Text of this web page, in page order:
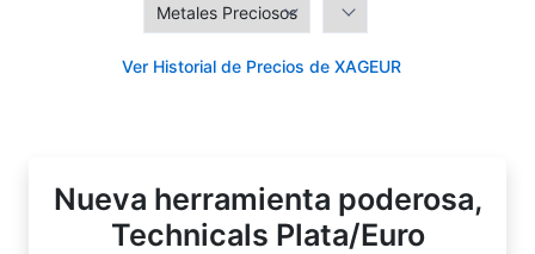
Ver Historial de Precios de XAGEUR
Nueva herramienta poderosa,
Technicals Plata/Euro